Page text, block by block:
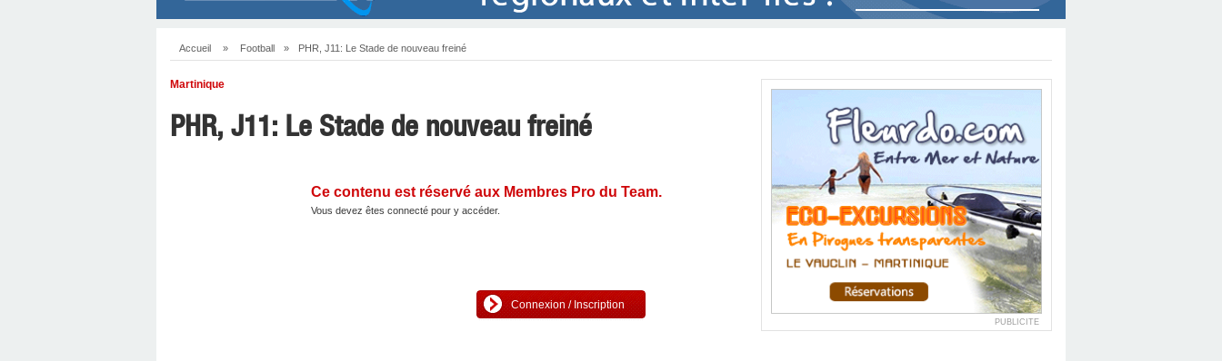
Accueil » Football » PHR, J11: Le Stade de nouveau freiné
Martinique
PHR, J11: Le Stade de nouveau freiné
Ce contenu est réservé aux Membres Pro du Team.
Vous devez êtes connecté pour y accéder.
Connexion / Inscription
PUBLICITE